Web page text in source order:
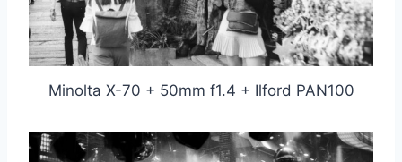
Minolta X-70 + 50mm f1.4 + Ilford PAN100